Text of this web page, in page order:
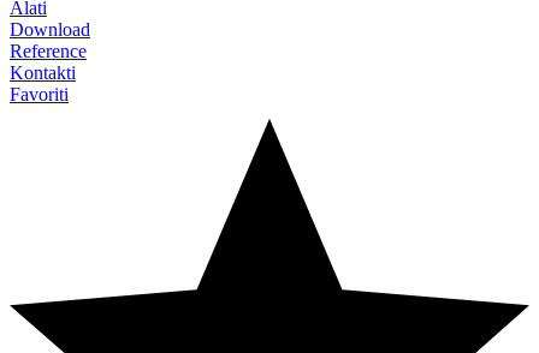
Alati
Download
Reference
Kontakti
Favoriti